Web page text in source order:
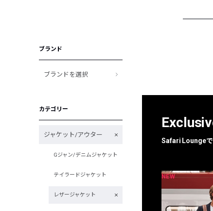
ブランド
ブランドを選択
カテゴリー
ジャケット/アウター
Gジャン/デニムジャケット
テイラードジャケット
レザージャケット
Safari Lounge
NEW